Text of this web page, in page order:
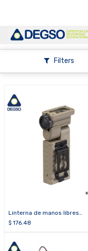
Filters
Mostrar
Linterna de manos libres
SIDEWINDER®
$ 176.48